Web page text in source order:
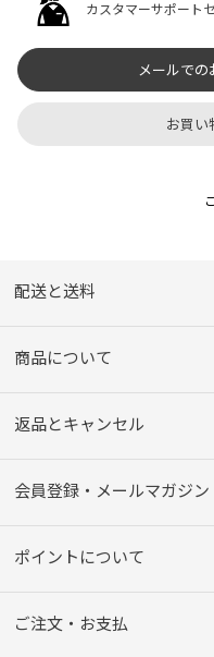
カスタマーサポート
メールでの
お買い
配送と送料
商品について
返品とキャンセル
会員登録・メールマガジン
ポイントについて
ご注文・お支払